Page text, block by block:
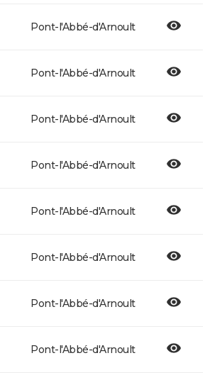
Pont-l'Abbé-d'Arnoult
Pont-l'Abbé-d'Arnoult
Pont-l'Abbé-d'Arnoult
Pont-l'Abbé-d'Arnoult
Pont-l'Abbé-d'Arnoult
Pont-l'Abbé-d'Arnoult
Pont-l'Abbé-d'Arnoult
Pont-l'Abbé-d'Arnoult